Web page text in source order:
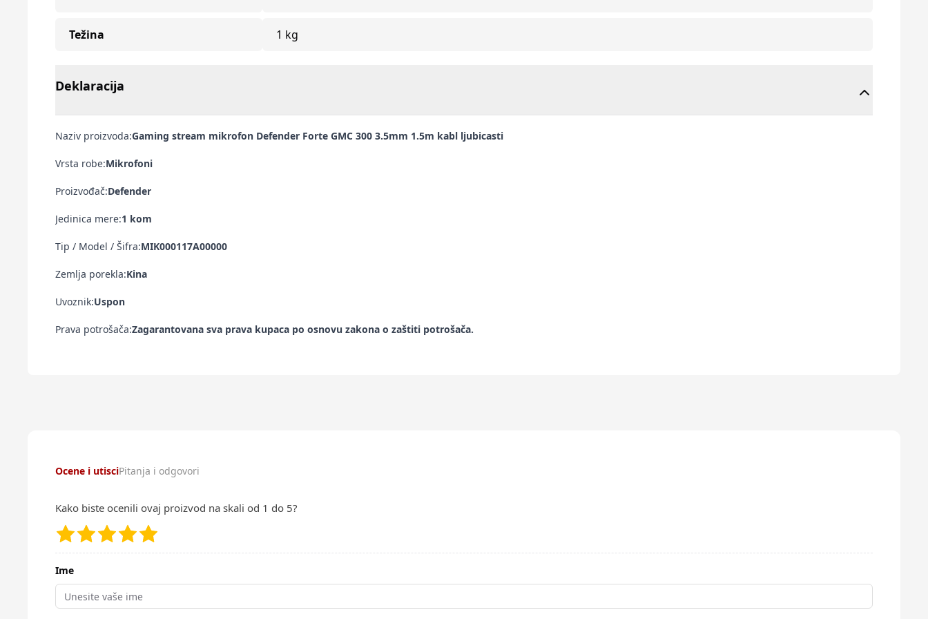
Težina 1 kg
Deklaracija
Naziv proizvoda:Gaming stream mikrofon Defender Forte GMC 300 3.5mm 1.5m kabl ljubicasti
Vrsta robe:Mikrofoni
Proizvođač:Defender
Jedinica mere:1 kom
Tip / Model / Šifra:MIK000117A00000
Zemlja porekla:Kina
Uvoznik:Uspon
Prava potrošača:Zagarantovana sva prava kupaca po osnovu zakona o zaštiti potrošača.
Ocene i utisciPitanja i odgovori
Kako biste ocenili ovaj proizvod na skali od 1 do 5?
Ime